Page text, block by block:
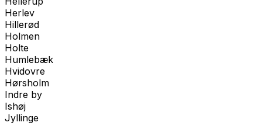
Herlev
Hillerød
Holmen
Holte
Humlebæk
Hvidovre
Hørsholm
Indre by
Ishøj
Jyllinge